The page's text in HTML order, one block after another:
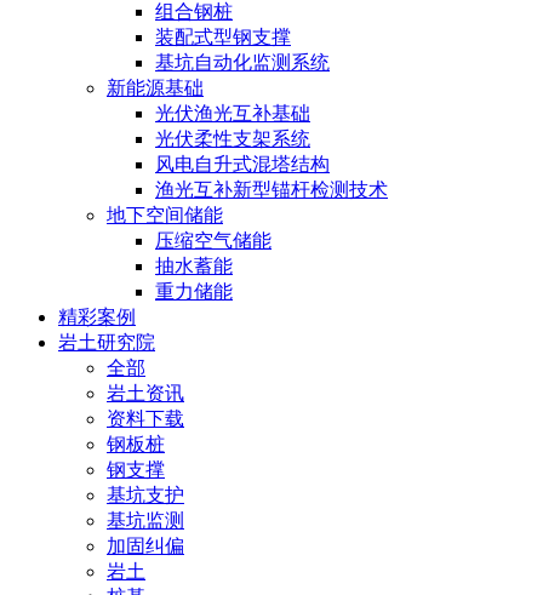
组合钢桩
装配式型钢支撑
基坑自动化监测系统
新能源基础
光伏渔光互补基础
光伏柔性支架系统
风电自升式混塔结构
渔光互补新型锚杆检测技术
地下空间储能
压缩空气储能
抽水蓄能
重力储能
精彩案例
岩土研究院
全部
岩土资讯
资料下载
钢板桩
钢支撑
基坑支护
基坑监测
加固纠偏
岩土